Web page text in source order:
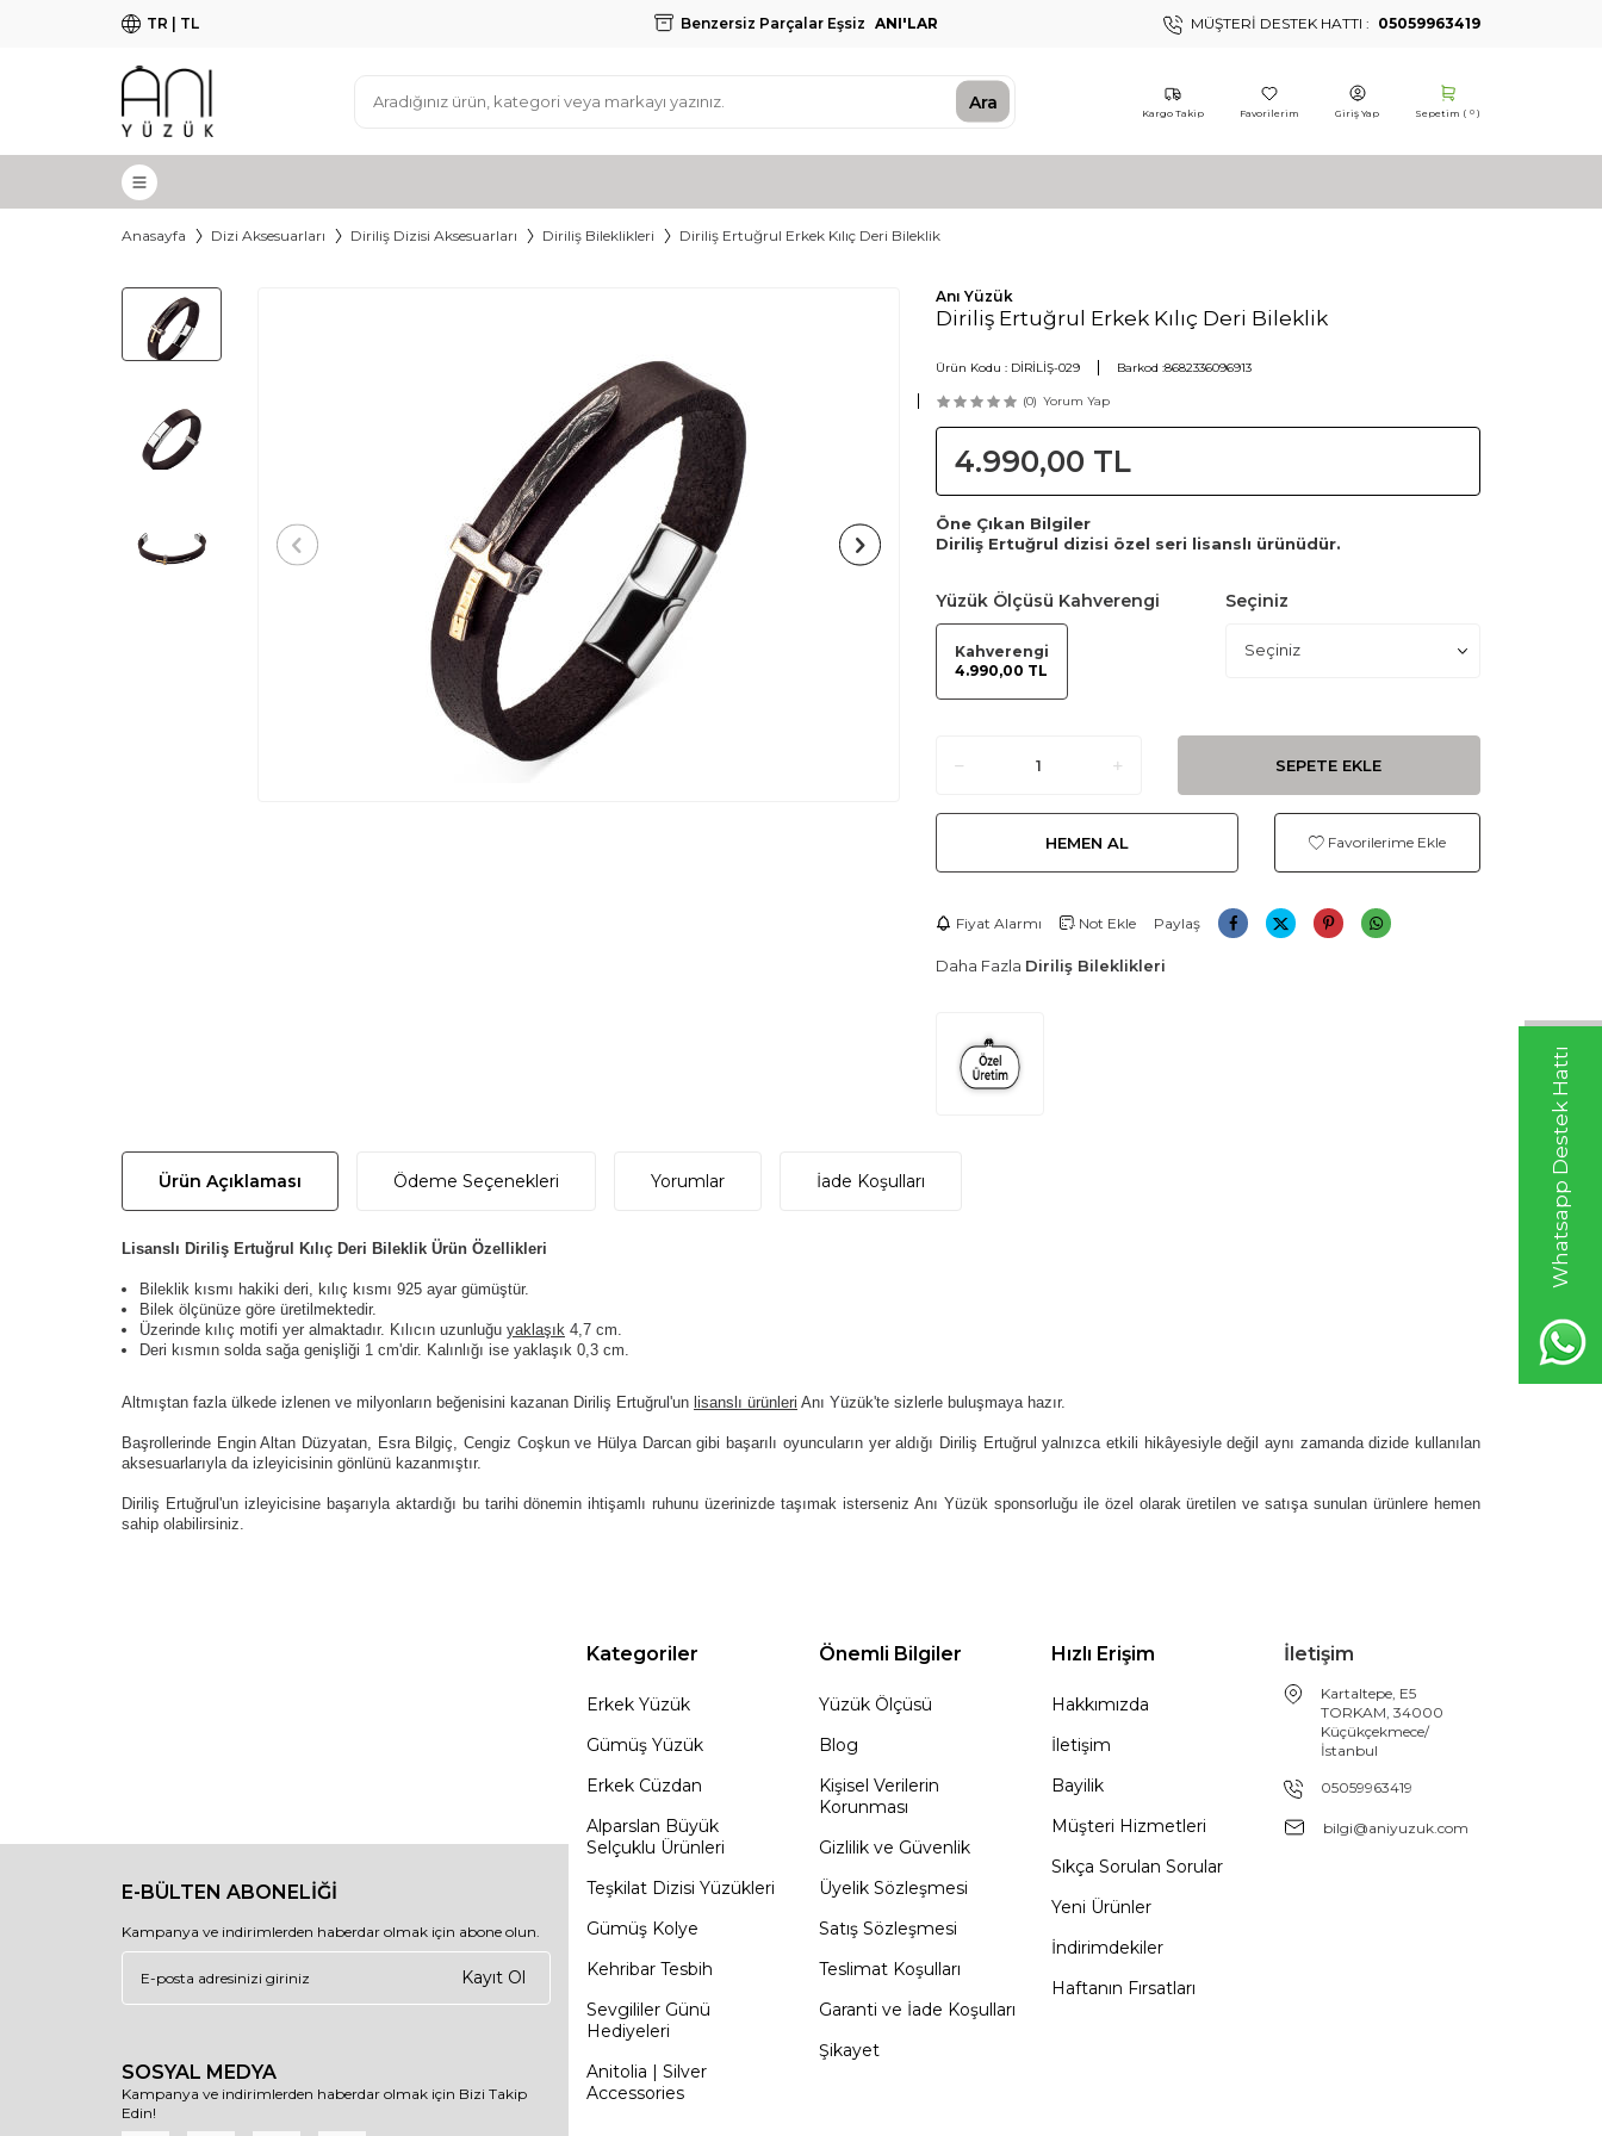
Whatsapp Destek Hattı
TR | TL Benzersiz Parçalar Eşsiz ANI'LAR MÜŞTERI DESTEK HATTI : 05059963419
Ara
Kargo Takip Favorilerim Giriş Yap Sepetim ( 0 )
Anasayfa Dizi Aksesuarları Diriliş Dizisi Aksesuarları Diriliş Bileklikleri Diriliş Ertuğrul Erkek Kılıç Deri Bileklik
Anı Yüzük
Diriliş Ertuğrul Erkek Kılıç Deri Bileklik
Ürün Kodu : DİRİLİŞ-029 Barkod :8682336096913
(0) Yorum Yap
4.990,00 TL
Öne Çıkan Bilgiler
Diriliş Ertuğrul dizisi özel seri lisanslı ürünüdür.
Yüzük Ölçüsü Kahverengi
Kahverengi
4.990,00 TL
Seçiniz
SEPETE EKLE
HEMEN AL Favorilerime Ekle
Fiyat Alarmı Not Ekle Paylaş
Daha Fazla Diriliş Bileklikleri
Ürün Açıklaması Ödeme Seçenekleri Yorumlar İade Koşulları
Lisanslı Diriliş Ertuğrul Kılıç Deri Bileklik Ürün Özellikleri
Bileklik kısmı hakiki deri, kılıç kısmı 925 ayar gümüştür.
Bilek ölçünüze göre üretilmektedir.
Üzerinde kılıç motifi yer almaktadır. Kılıcın uzunluğu yaklaşık 4,7 cm.
Deri kısmın solda sağa genişliği 1 cm'dir. Kalınlığı ise yaklaşık 0,3 cm.
Altmıştan fazla ülkede izlenen ve milyonların beğenisini kazanan Diriliş Ertuğrul'un lisanslı ürünleri Anı Yüzük'te sizlerle buluşmaya hazır.
Başrollerinde Engin Altan Düzyatan, Esra Bilgiç, Cengiz Coşkun ve Hülya Darcan gibi başarılı oyuncuların yer aldığı Diriliş Ertuğrul yalnızca etkili hikâyesiyle değil aynı zamanda dizide kullanılan
aksesuarlarıyla da izleyicisinin gönlünü kazanmıştır.
Diriliş Ertuğrul'un izleyicisine başarıyla aktardığı bu tarihi dönemin ihtişamlı ruhunu üzerinizde taşımak isterseniz Anı Yüzük sponsorluğu ile özel olarak üretilen ve satışa sunulan ürünlere hemen
sahip olabilirsiniz.
E-BÜLTEN ABONELİĞİ
Kampanya ve indirimlerden haberdar olmak için abone olun.
Kayıt Ol
SOSYAL MEDYA
Kampanya ve indirimlerden haberdar olmak için Bizi Takip
Edin!
Kategoriler
Erkek Yüzük
Gümüş Yüzük
Erkek Cüzdan
Alparslan Büyük
Selçuklu Ürünleri
Teşkilat Dizisi Yüzükleri
Gümüş Kolye
Kehribar Tesbih
Sevgililer Günü
Hediyeleri
Anitolia | Silver
Accessories
Önemli Bilgiler
Yüzük Ölçüsü
Blog
Kişisel Verilerin
Korunması
Gizlilik ve Güvenlik
Üyelik Sözleşmesi
Satış Sözleşmesi
Teslimat Koşulları
Garanti ve İade Koşulları
Şikayet
Hızlı Erişim
Hakkımızda
İletişim
Bayilik
Müşteri Hizmetleri
Sıkça Sorulan Sorular
Yeni Ürünler
İndirimdekiler
Haftanın Fırsatları
İletişim
Kartaltepe, E5
TORKAM, 34000
Küçükçekmece/
İstanbul
05059963419
bilgi@aniyuzuk.com